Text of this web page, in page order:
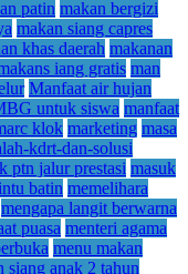
patin makan bergizi
makan siang capres
khas daerah makanan
iang gratis man
Manfaat air hujan
untuk siswa manfaat
klok marketing masa
kdrt-dan-solusi
ptn jalur prestasi masuk
batin memelihara
mengapa langit berwarna
puasa menteri agama
menu makan
siang anak 2 tahun